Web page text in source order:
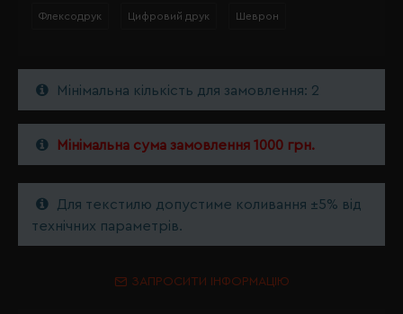
Флексодрук Цифровий друк Шеврон
Мінімальна кількість для замовлення: 2
Мінімальна сума замовлення 1000 грн.
Для текстилю допустиме коливання ±5% від
технічних параметрів.
ЗАПРОСИТИ ІНФОРМАЦІЮ